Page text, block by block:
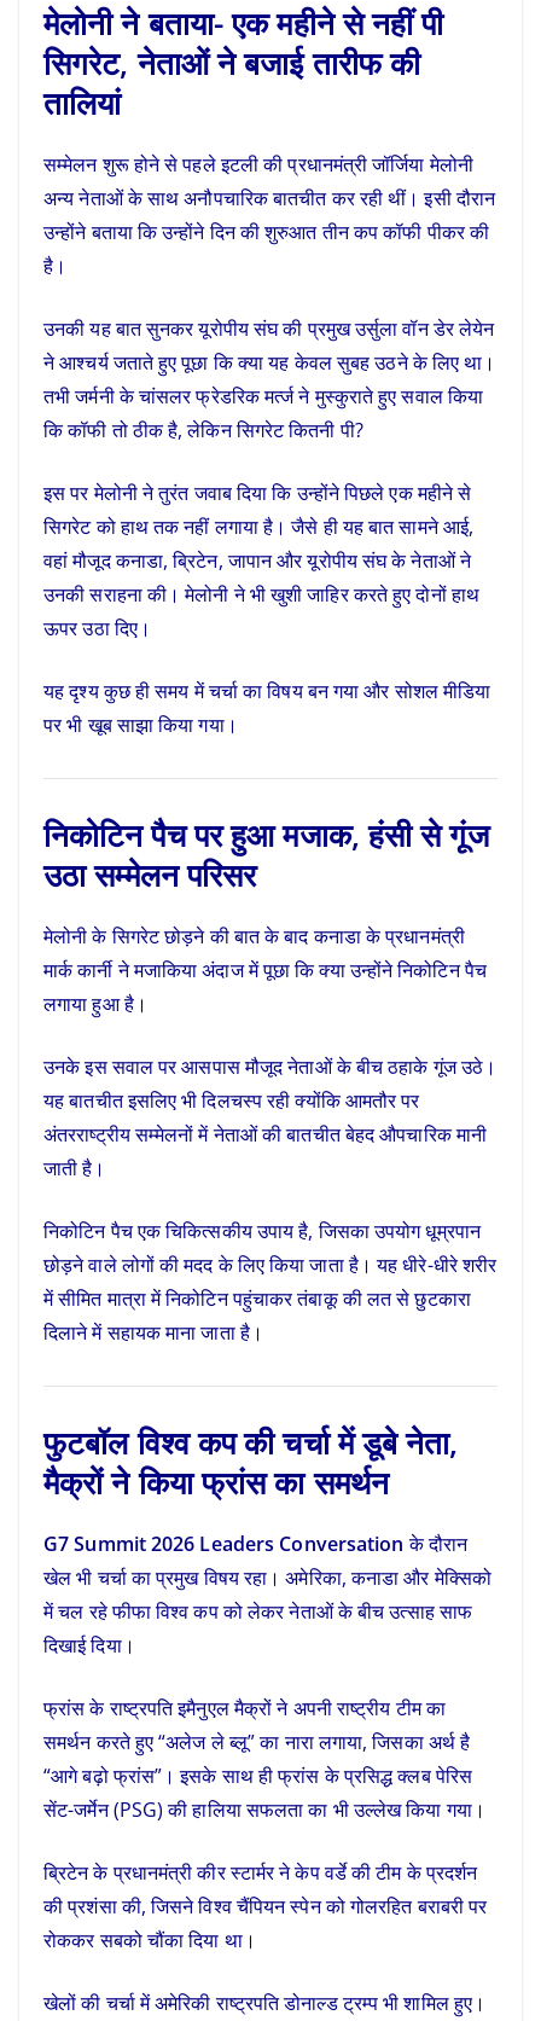
मेलोनी ने बताया- एक महीने से नहीं पी
सिगरेट, नेताओं ने बजाई तारीफ की
तालियां
सम्मेलन शुरू होने से पहले इटली की प्रधानमंत्री जॉर्जिया मेलोनी
अन्य नेताओं के साथ अनौपचारिक बातचीत कर रही थीं। इसी दौरान
उन्होंने बताया कि उन्होंने दिन की शुरुआत तीन कप कॉफी पीकर की
है।
उनकी यह बात सुनकर यूरोपीय संघ की प्रमुख उर्सुला वॉन डेर लेयेन
ने आश्चर्य जताते हुए पूछा कि क्या यह केवल सुबह उठने के लिए था।
तभी जर्मनी के चांसलर फ्रेडरिक मर्त्ज ने मुस्कुराते हुए सवाल किया
कि कॉफी तो ठीक है, लेकिन सिगरेट कितनी पी?
इस पर मेलोनी ने तुरंत जवाब दिया कि उन्होंने पिछले एक महीने से
सिगरेट को हाथ तक नहीं लगाया है। जैसे ही यह बात सामने आई,
वहां मौजूद कनाडा, ब्रिटेन, जापान और यूरोपीय संघ के नेताओं ने
उनकी सराहना की। मेलोनी ने भी खुशी जाहिर करते हुए दोनों हाथ
ऊपर उठा दिए।
यह दृश्य कुछ ही समय में चर्चा का विषय बन गया और सोशल मीडिया
पर भी खूब साझा किया गया।
निकोटिन पैच पर हुआ मजाक, हंसी से गूंज
उठा सम्मेलन परिसर
मेलोनी के सिगरेट छोड़ने की बात के बाद कनाडा के प्रधानमंत्री
मार्क कार्नी ने मजाकिया अंदाज में पूछा कि क्या उन्होंने निकोटिन पैच
लगाया हुआ है।
उनके इस सवाल पर आसपास मौजूद नेताओं के बीच ठहाके गूंज उठे।
यह बातचीत इसलिए भी दिलचस्प रही क्योंकि आमतौर पर
अंतरराष्ट्रीय सम्मेलनों में नेताओं की बातचीत बेहद औपचारिक मानी
जाती है।
निकोटिन पैच एक चिकित्सकीय उपाय है, जिसका उपयोग धूम्रपान
छोड़ने वाले लोगों की मदद के लिए किया जाता है। यह धीरे-धीरे शरीर
में सीमित मात्रा में निकोटिन पहुंचाकर तंबाकू की लत से छुटकारा
दिलाने में सहायक माना जाता है।
फुटबॉल विश्व कप की चर्चा में डूबे नेता,
मैक्रों ने किया फ्रांस का समर्थन
G7 Summit 2026 Leaders Conversation के दौरान
खेल भी चर्चा का प्रमुख विषय रहा। अमेरिका, कनाडा और मेक्सिको
में चल रहे फीफा विश्व कप को लेकर नेताओं के बीच उत्साह साफ
दिखाई दिया।
फ्रांस के राष्ट्रपति इमैनुएल मैक्रों ने अपनी राष्ट्रीय टीम का
समर्थन करते हुए “अलेज ले ब्लू” का नारा लगाया, जिसका अर्थ है
“आगे बढ़ो फ्रांस”। इसके साथ ही फ्रांस के प्रसिद्ध क्लब पेरिस
सेंट-जर्मेन (PSG) की हालिया सफलता का भी उल्लेख किया गया।
ब्रिटेन के प्रधानमंत्री कीर स्टार्मर ने केप वर्डे की टीम के प्रदर्शन
की प्रशंसा की, जिसने विश्व चैंपियन स्पेन को गोलरहित बराबरी पर
रोककर सबको चौंका दिया था।
खेलों की चर्चा में अमेरिकी राष्ट्रपति डोनाल्ड ट्रम्प भी शामिल हुए।